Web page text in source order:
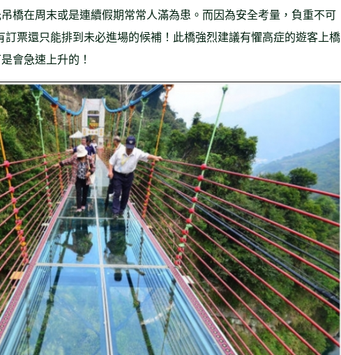
橋在周末或是連續假期常常人滿為患。而因為安全考量，負重不可
票還只能排到未必進場的候補！此橋強烈建議有懼高症的遊客上橋
會急速上升的！